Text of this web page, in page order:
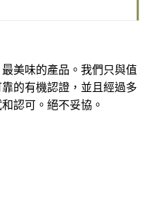
美味的產品。我們只與值
的有機認證，並且經過多
認可。絕不妥協。